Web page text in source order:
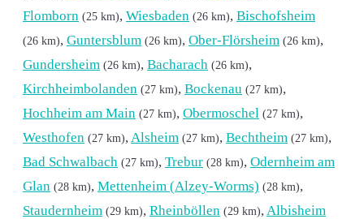
Flomborn (25 km), Wiesbaden (26 km), Bischofsheim
(26 km), Guntersblum (26 km), Ober-Flörsheim (26 km),
Gundersheim (26 km), Bacharach (26 km),
Kirchheimbolanden (27 km), Bockenau (27 km),
Hochheim am Main (27 km), Obermoschel (27 km),
Westhofen (27 km), Alsheim (27 km), Bechtheim (27 km),
Bad Schwalbach (27 km), Trebur (28 km), Odernheim am
Glan (28 km), Mettenheim (Alzey-Worms) (28 km),
Staudernheim (29 km), Rheinböllen (29 km), Albisheim